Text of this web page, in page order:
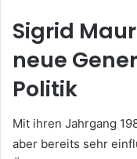
Sigrid
neue
Politik
Mit ihren Jahrgang
aber bereits sehr